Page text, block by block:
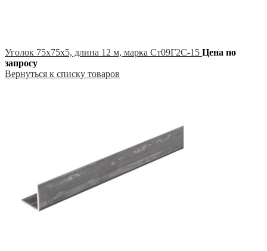
Уголок 75х75х5, длина 12 м, марка Ст09Г2С-15 Цена по
запросу
Вернуться к списку товаров